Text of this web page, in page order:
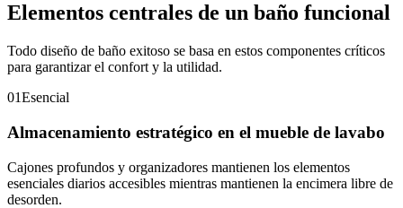
Elementos centrales de un baño funcional
Todo diseño de baño exitoso se basa en estos componentes críticos
para garantizar el confort y la utilidad.
01Esencial
Almacenamiento estratégico en el mueble de lavabo
Cajones profundos y organizadores mantienen los elementos
esenciales diarios accesibles mientras mantienen la encimera libre de
desorden.